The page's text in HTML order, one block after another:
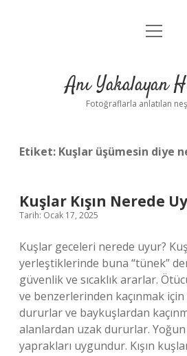
Anasayfa
Yasal Uyarı
menüyü
Anı Yakalayan
Fotoğraflarla anlatılan
Etiket: Kuşlar üşümesin diye
Kuşlar Kışın Nerede
Tarih: Ocak 17, 2025
Kuşlar geceleri nerede uyur?
yerleştiklerinde buna “tünek”
güvenlik ve sıcaklık ararlar.
ve benzerlerinden kaçınmak
dururlar ve baykuşlardan
alanlardan uzak dururlar. Yoğun
yaprakları uygundur. Kışın